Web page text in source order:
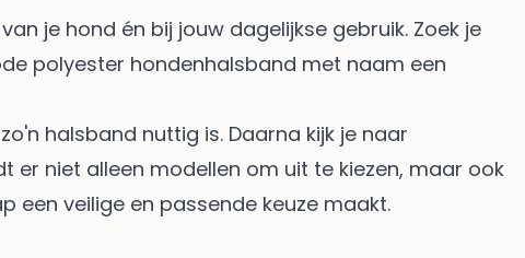
je hond én bij jouw dagelijkse gebruik. Zoek je
polyester hondenhalsband met naam een
halsband nuttig is. Daarna kijk je naar
er niet alleen modellen om uit te kiezen, maar ook
een veilige en passende keuze maakt.